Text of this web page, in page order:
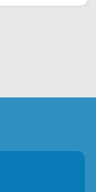
com a